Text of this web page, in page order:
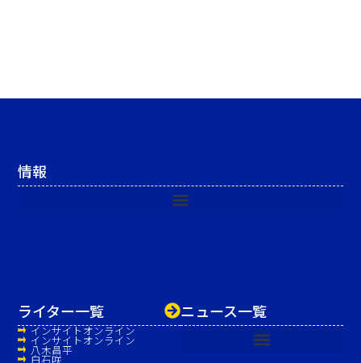
ニュース一覧
ライター一覧
インサイトオンライン
インサイトオンライン
八木昌平
白石咲
情報